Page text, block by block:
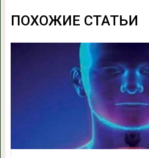
ПОХОЖИЕ СТАТЬИ